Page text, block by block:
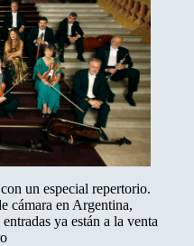
un especial repertorio.
cámara en Argentina,
ya están a la venta